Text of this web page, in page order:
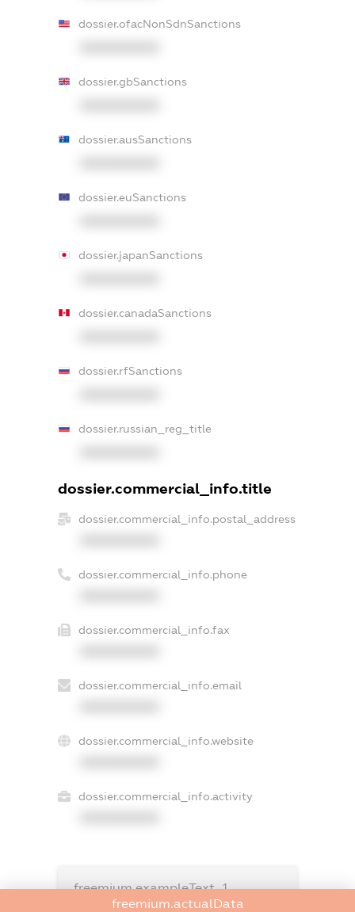
dossier.ofacNonSdnSanctions
dossier.gbSanctions
dossier.ausSanctions
dossier.euSanctions
dossier.japanSanctions
dossier.canadaSanctions
dossier.rfSanctions
dossier.russian_reg_title
dossier.commercial_info.title
dossier.commercial_info.postal_address
dossier.commercial_info.phone
dossier.commercial_info.fax
dossier.commercial_info.email
dossier.commercial_info.website
dossier.commercial_info.activity
freemium.exampleText_1
freemium.exampleText_2
freemium.actualData